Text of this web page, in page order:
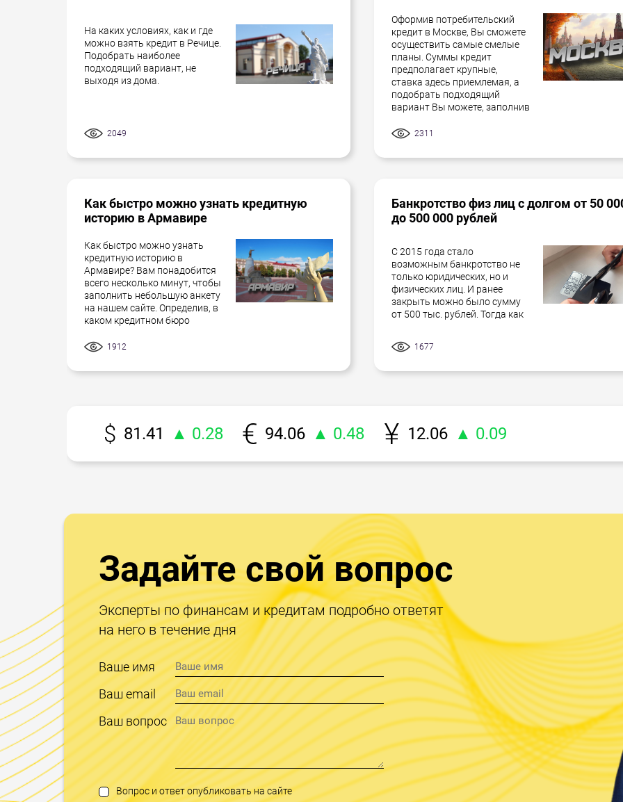
На каких условиях, как и где
можно взять кредит в Речице.
Подобрать наиболее
подходящий вариант, не
выходя из дома.
2049
Оформив потребительский
кредит в Москве, Вы сможете
осуществить самые смелые
планы. Суммы кредит
предполагает крупные,
ставка здесь приемлемая, а
подобрать подходящий
вариант Вы можете, заполнив
2311
Как быстро можно узнать кредитную
историю в Армавире
Как быстро можно узнать
кредитную историю в
Армавире? Вам понадобится
всего несколько минут, чтобы
заполнить небольшую анкету
на нашем сайте. Определив, в
каком кредитном бюро
1912
Банкротство физ лиц с долгом от 50
до 500 000 рублей
С 2015 года стало
возможным банкротство не
только юридических, но и
физических лиц. И ранее
закрыть можно было сумму
от 500 тыс. рублей. Тогда как
1677
81.41 ▲ 0.28 94.06 ▲ 0.48 12.06 ▲ 0.09
Задайте свой вопрос
Эксперты по финансам и кредитам подробно ответят
на него в течение дня
Ваше имя
Ваш email
Ваш вопрос
Вопрос и ответ опубликовать на сайте